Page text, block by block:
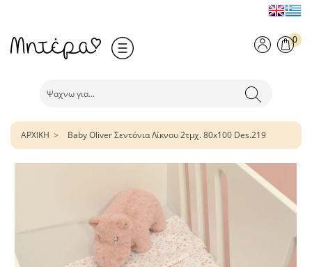
0
ΑΡΧΙΚΗ Baby Oliver Σεντόνια Λίκνου 2τμχ. 80x100 Des.219